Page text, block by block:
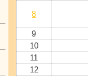
8
9
10
11
12